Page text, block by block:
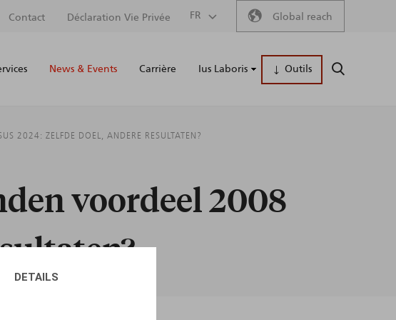
DETAILS
Secondary
menu
Contact Déclaration Vie Privée FR Global reach
Main
News & Events Carrière Ius Laboris Outils
2024: ZELFDE DOEL, ANDERE RESULTATEN?
voordeel 2008